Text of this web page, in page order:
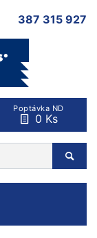
387 315 927
Poptávka ND
0 Ks